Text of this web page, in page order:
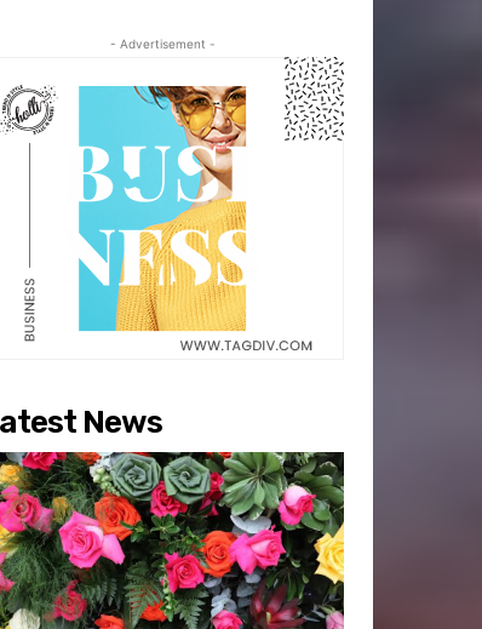
- Advertisement -
News